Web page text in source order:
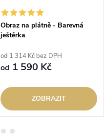
Obraz na plátně - Barevná
ještěrka
od 1 314 Kč bez DPH
od 1 590 Kč
ZOBRAZIT